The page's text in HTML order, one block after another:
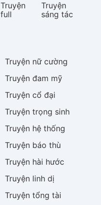
Truyện
full
Truyện
sáng tác
Truyện nữ cường
Truyện đam mỹ
Truyện cổ đại
Truyện trọng sinh
Truyện hệ thống
Truyện báo thù
Truyện hài hước
Truyện linh dị
Truyện tổng tài